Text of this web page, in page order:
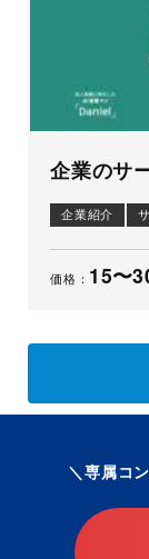
企業のサ
企業紹介
価格： 15〜
専属コ